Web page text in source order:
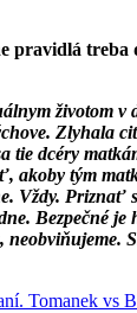
pravidlá
životom v
Zlyhala
tie dcéry
akoby tým
Vždy. Priznať
Bezpečné
neobviňujeme.
Tomanek vs